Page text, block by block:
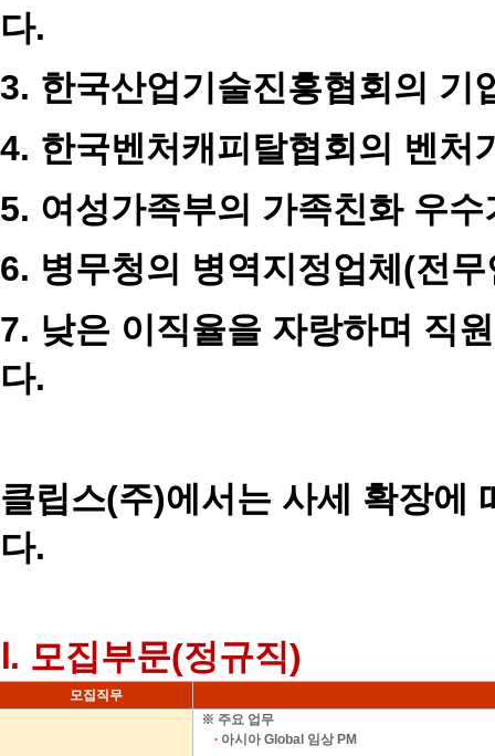
다.
3. 한국산업기술진흥협회의 기
4. 한국벤처캐피탈협회의 벤처
5. 여성가족부의 가족친화 우
6. 병무청의 병역지정업체(전
7. 낮은 이직율을 자랑하며 직
다.
클립스(주)에서는 사세 확장에
다.
. 모집부문(정규직)
모집직무
※ 주요 업무
∙ 아시아Global 임상PM